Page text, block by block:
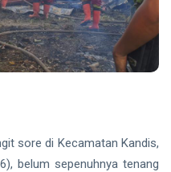
sore di Kecamatan Kandis,
belum sepenuhnya tenang